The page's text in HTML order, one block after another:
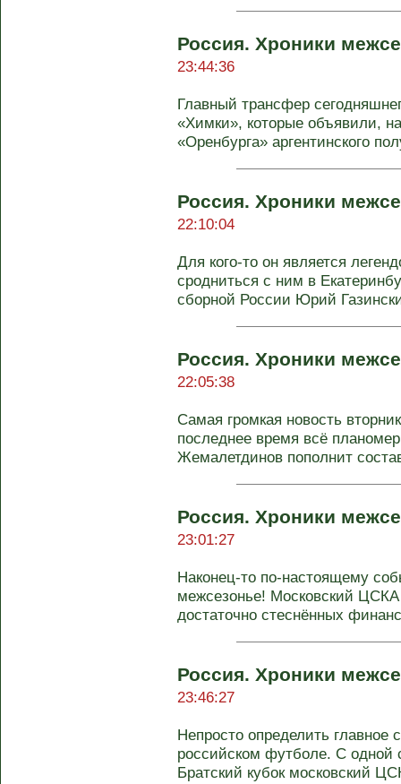
Россия. Хроники
23:44:36
Главный трансфер
«Химки», которые объявили,
«Оренбурга» аргентинского
Россия. Хроники
22:10:04
Для кого-то он является
сродниться с ним в
сборной России Юрий
Россия. Хроники
22:05:38
Самая громкая новость
последнее время всё
Жемалетдинов пополнит
Россия. Хроники
23:01:27
Наконец-то по-настоящему
межсезонье! Московский ЦСКА
достаточно стеснённых
Россия. Хроники
23:46:27
Непросто определить главное
российском футболе. С одной
Братский кубок московский